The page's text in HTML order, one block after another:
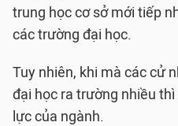
trung học cơ sở mới tiếp
các trường đại học.
Tuy nhiên, khi mà các cử
đại học ra trường nhiều
lực của ngành.